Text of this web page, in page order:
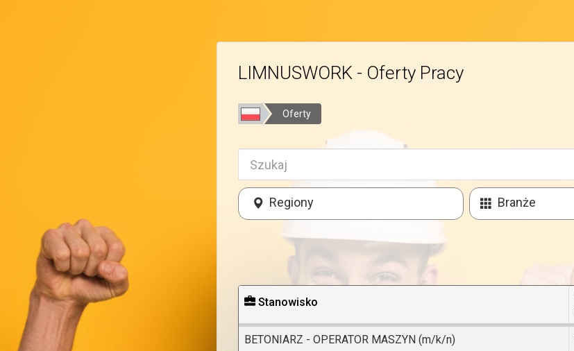
LIMNUSWORK - Oferty Pracy
Oferty
Regiony Branże
Stanowisko
BETONIARZ - OPERATOR MASZYN (m/k/n)